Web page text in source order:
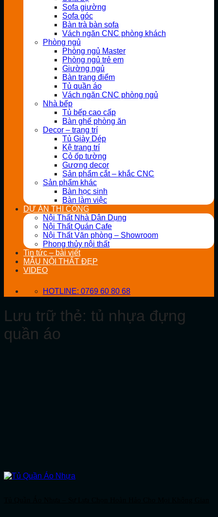
Sofa giường
Sofa góc
Bàn trà bàn sofa
Vách ngăn CNC phòng khách
Phòng ngủ
Phòng ngủ Master
Phòng ngủ trẻ em
Giường ngủ
Bàn trang điểm
Tủ quần áo
Vách ngăn CNC phòng ngủ
Nhà bếp
Tủ bếp cao cấp
Bàn ghế phòng ăn
Decor – trang trí
Tủ Giày Dép
Kệ trang trí
Cỏ ốp tường
Gương decor
Sản phẩm cắt – khắc CNC
Sản phẩm khác
Bàn học sinh
Bàn làm việc
DỰ ÁN THI CÔNG
Nội Thất Nhà Dân Dụng
Nội Thất Quán Cafe
Nội Thất Văn phòng – Showroom
Phong thủy nội thất
Tin tức – bài viết
MẪU NỘI THẤT ĐẸP
VIDEO
HOTLINE: 0769 60 80 68
Lưu trữ thẻ: tủ nhựa đựng
quần áo